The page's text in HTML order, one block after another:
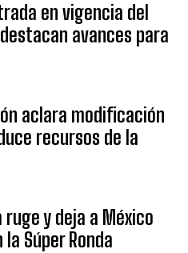
en vigencia del
avances para
aclara modificación
recursos de la
ruge y deja a México
Súper Ronda